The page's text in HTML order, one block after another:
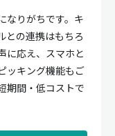
なりがちです。キ
との連携はもちろ
に応え、スマホと
ッキング機能もご
期間・低コストで